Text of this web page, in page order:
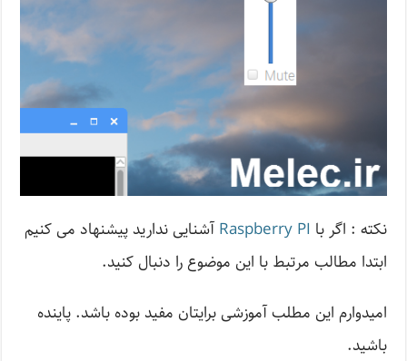
نکته : اگر با Raspberry PIآشنایی ندارید پیشنهاد می کنیم
ابتدا مطالب مرتبط با این موضوع را دنبال کنید.
امیدوارم این مطلب آموزشی برایتان مفید بوده باشد. پاینده
باشید.